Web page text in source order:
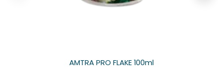
AMTRA PRO FLAKE 100ml